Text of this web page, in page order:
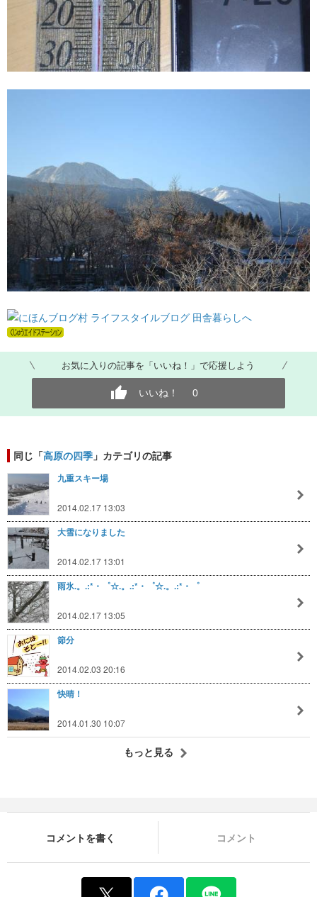
お気に入りの記事を「いいね！」で応援しよう
いいね！ 0
同じ「高原の四季 」カテゴリの記事
九重スキー場
2014.02.17 13:03
大雪になりました
2014.02.17 13:01
雨氷.。.:*・゜☆.。.:*・゜☆.。.:*・゜
2014.02.17 13:05
節分
2014.02.03 20:16
快晴！
2014.01.30 10:07
もっと見る
コメントを書く コメント